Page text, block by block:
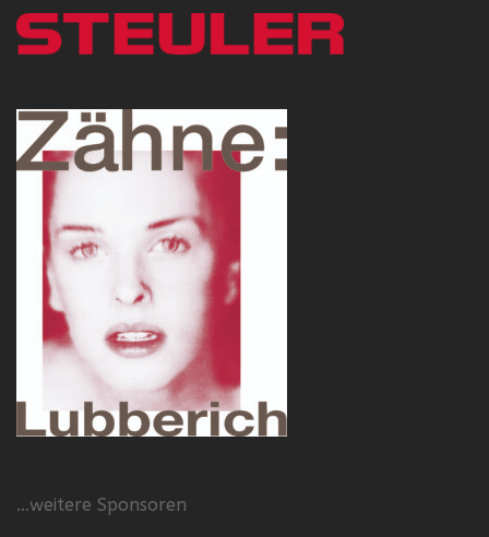
…weitere Sponsoren